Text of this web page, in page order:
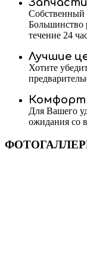
Собственный
Большинство
течение 24
Лучшие
Хотите
Для Вашего
ожидания со